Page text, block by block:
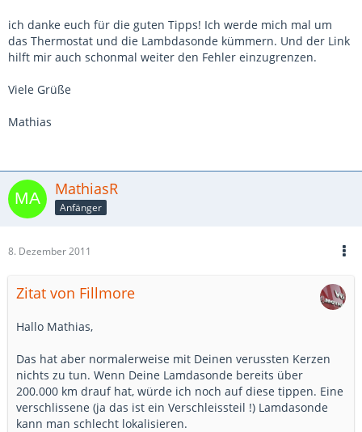
ich danke euch für die guten Tipps! Ich werde mich mal um
das Thermostat und die Lambdasonde kümmern. Und der Link
hilft mir auch schonmal weiter den Fehler einzugrenzen.
Viele Grüße
Mathias
MathiasR
Anfänger
8. Dezember 2011
Zitat von Fillmore
Hallo Mathias,
Das hat aber normalerweise mit Deinen verussten Kerzen
nichts zu tun. Wenn Deine Lamdasonde bereits über
200.000 km drauf hat, würde ich noch auf diese tippen. Eine
verschlissene (ja das ist ein Verschleissteil !) Lamdasonde
kann man schlecht lokalisieren.